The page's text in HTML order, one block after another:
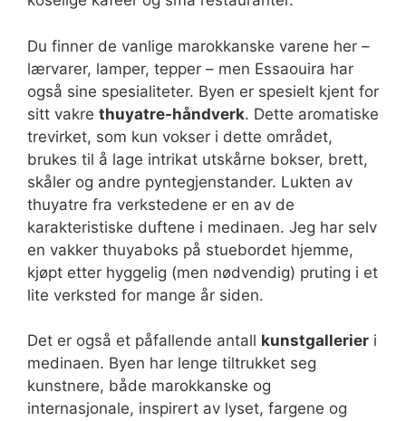
Du finner de vanlige marokkanske varene her –
lærvarer, lamper, tepper – men Essaouira har
også sine spesialiteter. Byen er spesielt kjent for
sitt vakre thuyatre-håndverk. Dette aromatiske
trevirket, som kun vokser i dette området,
brukes til å lage intrikat utskårne bokser, brett,
skåler og andre pyntegjenstander. Lukten av
thuyatre fra verkstedene er en av de
karakteristiske duftene i medinaen. Jeg har selv
en vakker thuyaboks på stuebordet hjemme,
kjøpt etter hyggelig (men nødvendig) pruting i et
lite verksted for mange år siden.
Det er også et påfallende antall kunstgallerier i
medinaen. Byen har lenge tiltrukket seg
kunstnere, både marokkanske og
internasjonale, inspirert av lyset, fargene og